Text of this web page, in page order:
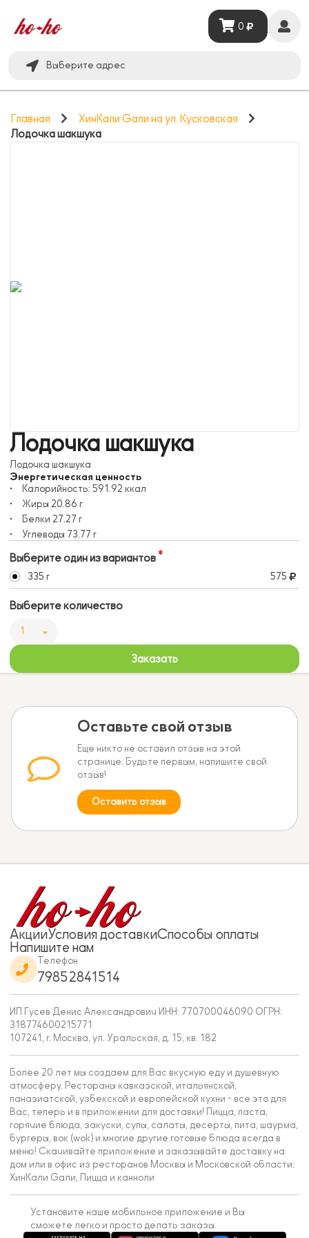
Выберите адрес
0
Главная
ХинКали Gали на ул. Кусковская
Лодочка шакшука
Лодочка шакшука
Лодочка шакшука
Энергетическая ценность
Калорийность: 591.92 ккал
Жиры 20.86 г
Белки 27.27 г
Углеводы 73.77 г
Выберите один из вариантов
335 г 575
Выберите количество
1
Заказать
Оставьте свой отзыв
Еще никто не оставил отзыв на этой
странице. Будьте первым, напишите свой
отзыв!
Оставить отзыв
АкцииУсловия доставкиСпособы оплаты
Напишите нам
Телефон
79852841514
ИП Гусев Денис Александрович ИНН: 770700046090 ОГРН:
318774600215771
107241, г. Москва, ул. Уральская, д. 15, кв. 182
Более 20 лет мы создаем для Вас вкусную еду и душевную
атмосферу. Рестораны кавказской, итальянской,
паназиатской, узбекской и европейской кухни - все это для
Вас, теперь и в приложении для доставки! Пицца, паста,
горячие блюда, закуски, супы, салаты, десерты, пита, шаурма,
бургеры, вок (wok) и многие другие готовые блюда всегда в
меню! Скачивайте приложение и заказывайте доставку на
дом или в офис из ресторанов Москвы и Московской области:
ХинКали Gали, Пицца и канноли
Установите наше мобильное приложение и Вы
сможете легко и просто делать заказы.